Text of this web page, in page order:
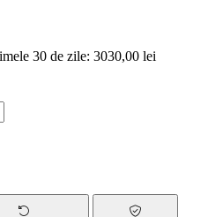
30 de zile: 3030,00 lei